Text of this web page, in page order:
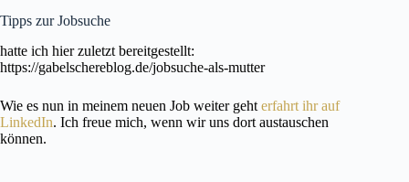
Tipps zur Jobsuche
hatte ich hier zuletzt bereitgestellt:
https://gabelschereblog.de/jobsuche-als-mutter
Wie es nun in meinem neuen Job weiter geht erfahrt ihr auf
LinkedIn. Ich freue mich, wenn wir uns dort austauschen
können.